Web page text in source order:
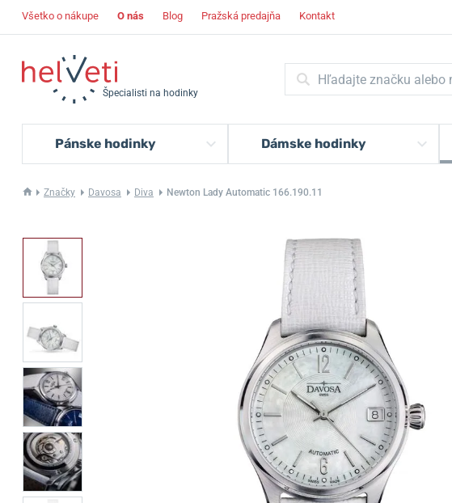
Všetko o nákupe O nás Blog Pražská predajňa Kontakt
Špecialisti na hodinky
Pánske hodinky Dámske hodinky
Značky Davosa Diva Newton Lady Automatic 166.190.11